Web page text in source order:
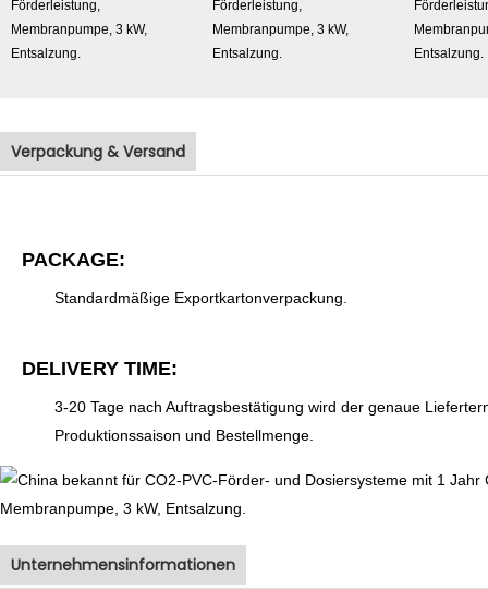
Verpackung & Versand
PACKAGE:
Standardmäßige Exportkartonverpackung.
DELIVERY TIME:
3-20 Tage nach Auftragsbestätigung wird der genaue
Produktionssaison und Bestellmenge.
Unternehmensinformationen